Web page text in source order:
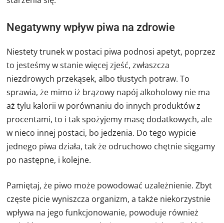
Negatywny wpływ piwa na zdrowie
Niestety trunek w postaci piwa podnosi apetyt, poprzez
to jesteśmy w stanie więcej zjeść, zwłaszcza
niezdrowych przekąsek, albo tłustych potraw. To
sprawia, że mimo iż brązowy napój alkoholowy nie ma
aż tylu kalorii w porównaniu do innych produktów z
procentami, to i tak spożyjemy masę dodatkowych, ale
w nieco innej postaci, bo jedzenia. Do tego wypicie
jednego piwa działa, tak że odruchowo chętnie sięgamy
po następne, i kolejne.
Pamiętaj, że piwo może powodować uzależnienie. Zbyt
częste picie wyniszcza organizm, a także niekorzystnie
wpływa na jego funkcjonowanie, powoduje również